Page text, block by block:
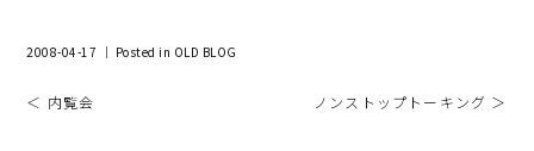
2008-04-17 ｜ Posted in OLD BLOG
＜ 内覧会 ノンストップトーキング ＞